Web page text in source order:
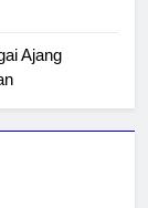
Ajang